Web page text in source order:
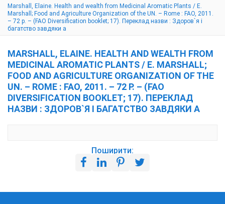
Marshall, Elaine. Health and wealth from Medicinal Aromatic Plants / E.
Marshall; Food and Agriculture Organization of the UN. – Rome : FAO, 2011.
– 72 p. – (FAO Diversification booklet; 17). Переклад назви : Здоров`я і
багатство завдяки а
MARSHALL, ELAINE. HEALTH AND WEALTH FROM
MEDICINAL AROMATIC PLANTS / E. MARSHALL;
FOOD AND AGRICULTURE ORGANIZATION OF THE
UN. – ROME : FAO, 2011. – 72 P. – (FAO
DIVERSIFICATION BOOKLET; 17). ПЕРЕКЛАД
НАЗВИ : ЗДОРОВ`Я І БАГАТСТВО ЗАВДЯКИ А
Поширити: